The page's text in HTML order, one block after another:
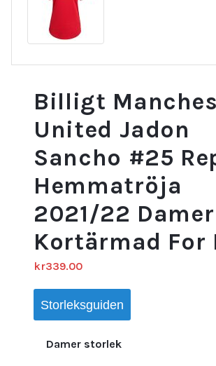
Billigt
United Jadon
Sancho #25
Hemmatröja
2021/22 Damer
Kortärmad For
kr339.00
Storleksguiden
Damer storlek